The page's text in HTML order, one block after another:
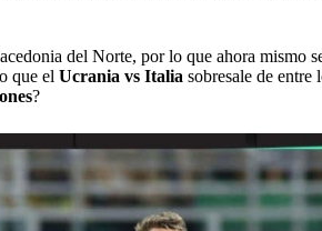
del Norte, por lo que ahora mismo
que el Ucrania vs Italia sobresale de entre
?